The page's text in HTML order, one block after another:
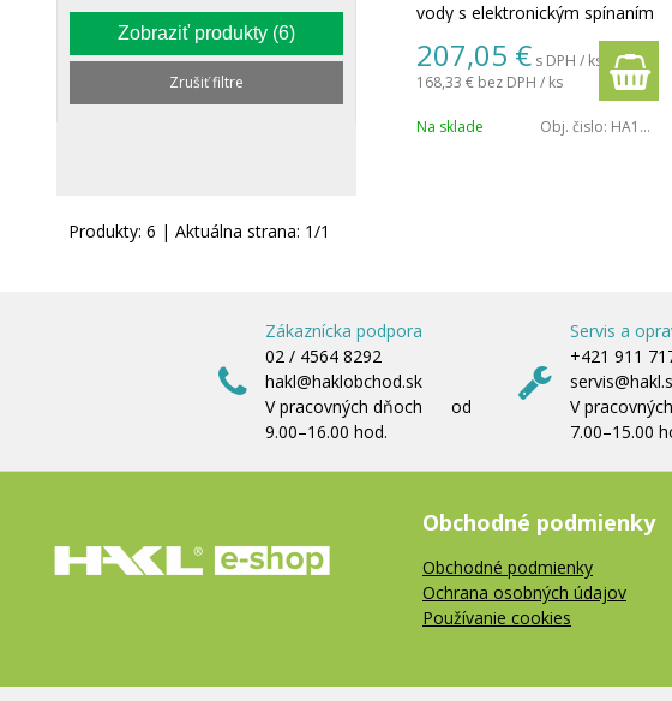
Zobraziť produkty (6)
Zrušiť filtre
vody s elektronickým spínaním
a vodovodná beztlaková
stojankova klasická batéria,
výtokové ramienko 22 cm.
207,05 € s DPH / ks
168,33 € bez DPH / ks
Na sklade Obj. čislo: HA16MKSET1145
Produkty: 6 | Aktuálna strana: 1/1
Zákaznícka podpora
02 / 4564 8292
hakl@haklobchod.sk
V pracovných dňoch od
9.00–16.00 hod.
Servis a
+421 911
V
7.00–15.00
Obchodné podmienky
Obchodné podmienky
Ochrana osobných údajov
Používanie cookies